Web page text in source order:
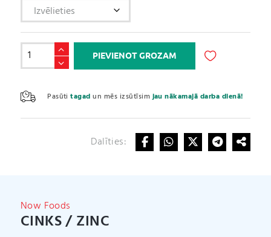
Cinks
daudzums
PIEVIENOT GROZAM
Pasūtitagad un mēs izsūtīsimjau nākamajā darba dienā!
e
r
n
Dalīties:
Now Foods
CINKS / ZINC